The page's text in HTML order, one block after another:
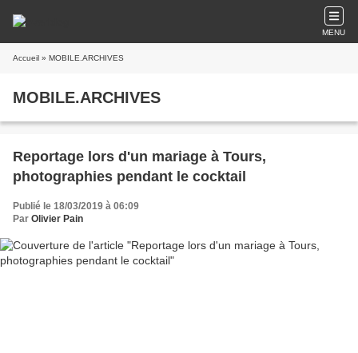
MENU
Accueil » MOBILE.ARCHIVES
MOBILE.ARCHIVES
Reportage lors d'un mariage à Tours,
photographies pendant le cocktail
Publié le 18/03/2019 à 06:09
Par Olivier Pain